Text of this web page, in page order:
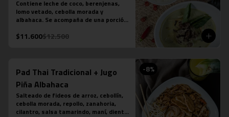
350 cc
Contiene leche de coco, berenjenas,
lomo vetado, cebolla morada y
albahaca. Se acompaña de una porción
pescado). Más bebida en lata a tu
$11.600$12.500
-8%
Pad Thai Tradicional + Jugo
Piña Albahaca
Salteado de fideos de arroz, cebollín,
cebolla morada, repollo, zanahoria,
cilantro, salsa tamarindo, maní, diente